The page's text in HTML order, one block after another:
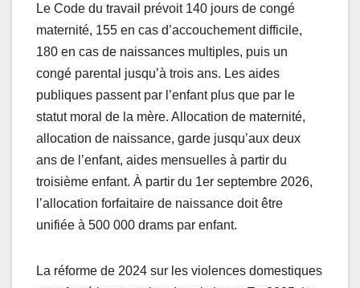
Le Code du travail prévoit 140 jours de congé
maternité, 155 en cas d’accouchement difficile,
180 en cas de naissances multiples, puis un
congé parental jusqu’à trois ans. Les aides
publiques passent par l’enfant plus que par le
statut moral de la mère. Allocation de maternité,
allocation de naissance, garde jusqu’aux deux
ans de l’enfant, aides mensuelles à partir du
troisième enfant. À partir du 1er septembre 2026,
l’allocation forfaitaire de naissance doit être
unifiée à 500 000 drams par enfant.
La réforme de 2024 sur les violences domestiques